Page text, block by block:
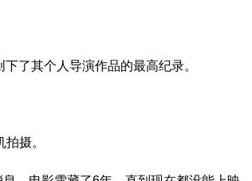
了其个人导演作品的最高纪录。
摄。